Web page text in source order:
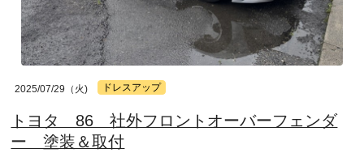
2025/07/29（火) ドレスアップ
トヨタ 86 社外フロントオーバーフェンダ
ー 塗装＆取付